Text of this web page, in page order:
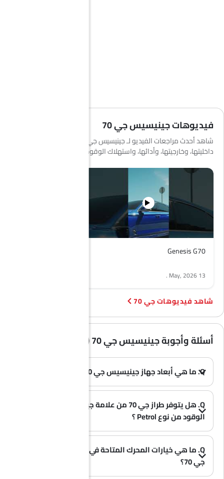
فيديوهات جينيسيس جي 70
داخليتها، وخارجيتها، وأدائها، واستهلاك الوقود والمزيد.
Genesis G70
13 May, 2026
.
فيديوهات جي 70
أسئلة وأجوبة جينيسيس جي 70 (الأسئلة الشائعة)
Q. ما هي أبعاد جهاز جينيسيس جي 70؟
Q. هل يتوفر طراز جي 70 من علامة جينيسيس بخيار
الوقود من نوع Petrol ؟
Q. ما هي خيارات المحرك المتاحة في سيارة جينيسيس
جي 70؟